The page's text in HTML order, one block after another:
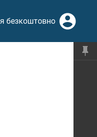
безкоштовно